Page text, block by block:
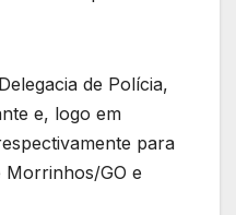
de Polícia,
e, logo em
para
Morrinhos/GO e